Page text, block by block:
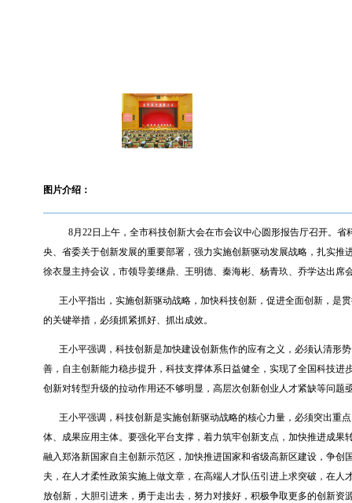
图片介绍：
8月 22日上午，全市科技创新大会在市会议中心圆形报告厅召开。
央、省委关于创新发展的重要部署，强力实施创新驱动发展战略，扎实
徐衣显主持会议，市领导姜继鼎、王明德、秦海彬、杨青玖、乔学达出席
王小平指出，实施创新驱动战略，加快科技创新，促进全面创新，是
的关键举措，必须抓紧抓好、抓出成效。
王小平强调，科技创新是加快建设创新焦作的应有之义，必须认清形
善，自主创新能力稳步提升，科技支撑体系日益健全，实现了全国科技进
创新对转型升级的拉动作用还不够明显，高层次创新创业人才紧缺等问
王小平强调，科技创新是实施创新驱动战略的核心力量，必须突出重
体、成果应用主体。要强化平台支撑，着力筑牢创新支点，加快推进成
融入郑洛新国家自主创新示范区，加快推进国家和省级高新区建设，争
夫，在人才柔性政策实施上做文章，在高端人才队伍引进上求突破，在人
放创新，大胆引进来，勇于走出去，努力对接好，积极争取更多的创新